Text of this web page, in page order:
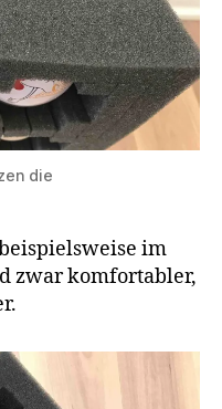
die
im
zwar komfortabler,